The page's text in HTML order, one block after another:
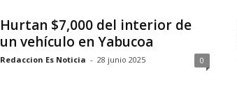
Hurtan $7,000 del interior de
un vehículo en Yabucoa
Redaccion Es Noticia - 28 junio 2025 0